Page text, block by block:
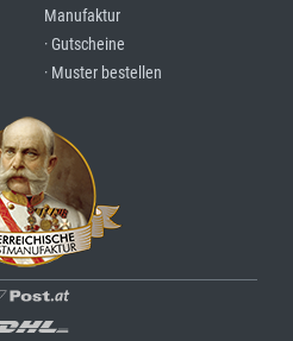
Manufaktur
· Gutscheine
· Muster bestellen